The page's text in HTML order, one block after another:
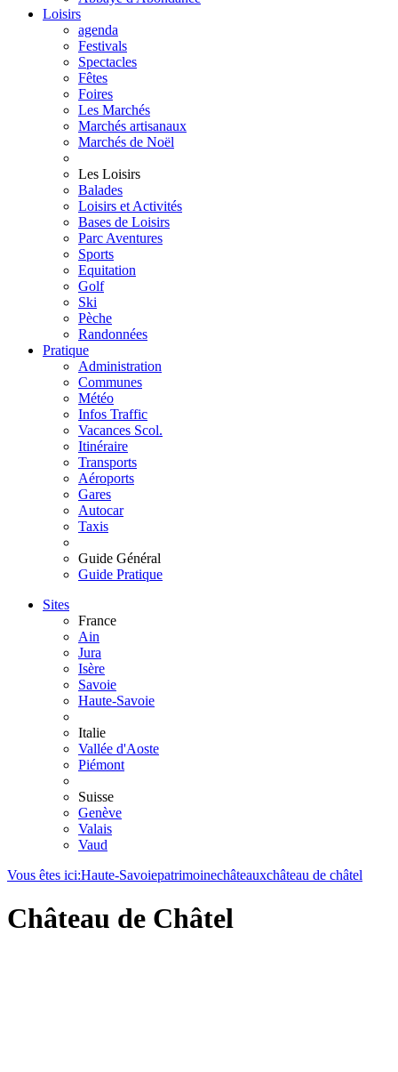
Loisirs
agenda
Festivals
Spectacles
Fêtes
Foires
Les Marchés
Marchés artisanaux
Marchés de Noël
Les Loisirs
Balades
Loisirs et Activités
Bases de Loisirs
Parc Aventures
Sports
Equitation
Golf
Ski
Pèche
Randonnées
Pratique
Administration
Communes
Météo
Infos Traffic
Vacances Scol.
Itinéraire
Transports
Aéroports
Gares
Autocar
Taxis
Guide Général
Guide Pratique
Sites
France
Ain
Jura
Isère
Savoie
Haute-Savoie
Italie
Vallée d'Aoste
Piémont
Suisse
Genève
Valais
Vaud
Vous êtes ici:Haute-Savoiepatrimoinechâteauxchâteau de châtel
Château de Châtel